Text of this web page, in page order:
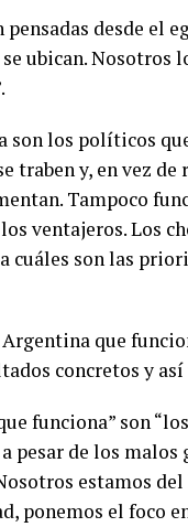
pensadas desde el
ubican. Nosotros
son los políticos
traben y, en vez
Tampoco
ventajeros. Los
cuáles son las
que
concretos y
funciona” son
pesar de los
estamos
ponemos el foco